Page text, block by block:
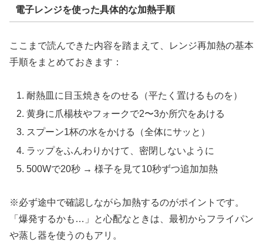
電子レンジを使った具体的な加熱手順
ここまで読んできた内容を踏まえて、レンジ再加熱の基本
手順をまとめておきます：
耐熱皿に目玉焼きをのせる（平たく置けるものを）
黄身に爪楊枝やフォークで2〜3か所穴をあける
スプーン1杯の水をかける（全体にサッと）
ラップをふんわりかけて、密閉しないように
500Wで20秒 → 様子を見て10秒ずつ追加加熱
※必ず途中で確認しながら加熱するのがポイントです。
「爆発するかも…」と心配なときは、最初からフライパン
や蒸し器を使うのもアリ。